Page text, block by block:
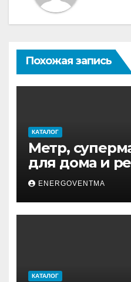
Похожая запись
КАТАЛОГ
Метр,
для дома и
ENERGOVENTMA
КАТАЛОГ